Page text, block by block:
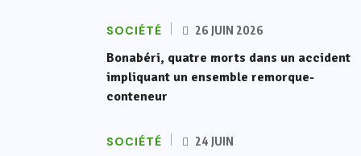
SOCIÉTÉ 26 JUIN 2026
Bonabéri, quatre morts dans un accident
impliquant un ensemble remorque-
conteneur
SOCIÉTÉ
24 JUIN